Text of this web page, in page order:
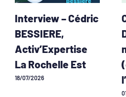
Interview – Cédric
BESSIERE,
Activ’Expertise
La Rochelle Est
18/07/2026